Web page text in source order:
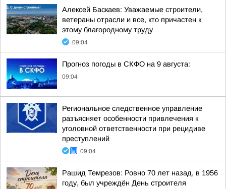
Алексей Баскаев: Уважаемые строители,
ветераны отрасли и все, кто причастен к
этому благородному труду
09:04
Прогноз погоды в СКФО на 9 августа:
09:04
Региональное следственное управление
разъясняет особенности привлечения к
уголовной ответственности при рецидиве
преступлений
09:04
Рашид Темрезов: Ровно 70 лет назад, в 1956
году, был учреждён День строителя